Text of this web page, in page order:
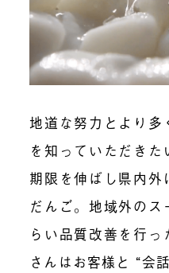
地道な努力とより多
を知っていただき
期限を伸ばし県内外
だんご。地域外のス
らい品質改善を行
さんはお客様と “会